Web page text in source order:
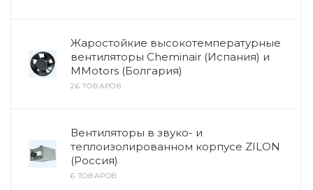
Жаростойкие высокотемпературные
вентиляторы Cheminair (Испания) и
MMotors (Болгария)
26 ТОВАРОВ
Вентиляторы в звуко- и
теплоизолированном корпусе ZILON
(Россия)
6 ТОВАРОВ